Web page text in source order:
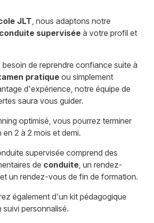
JLT, nous adaptons notre
superviséeà votre profil et
de reprendre confiance suite à
pratiqueou simplement
d'expérience, notre équipe de
saura vous guider.
optimisé, vous pourrez terminer
2 à 2 mois et demi.
supervisée comprend des
de conduite, un rendez-
un rendez-vous de fin de formation.
également d'un kit pédagogique
personnalisé.